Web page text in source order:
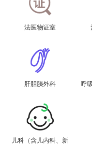
法医物证室
肝胆胰外科 呼
儿科（含儿内科、新